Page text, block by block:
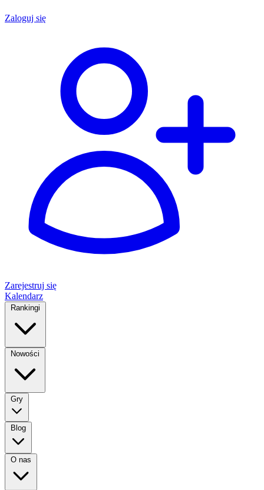
Zaloguj się
Zarejestruj się
Kalendarz
Rankingi
Nowości
Gry
Blog
O nas